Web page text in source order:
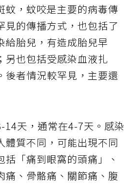
蚊，蚊咬是主要的病毒傳
見的傳播方式，也包括了
給胎兒，有造成胎兒早
另也包括受感染血液扎
後者情況較罕見，主要還
14天，通常在4-7天。感染
體質不同，可能出現不同
括「痛到眼窩的頭痛」、
痛、骨骼痛、關節痛、腹